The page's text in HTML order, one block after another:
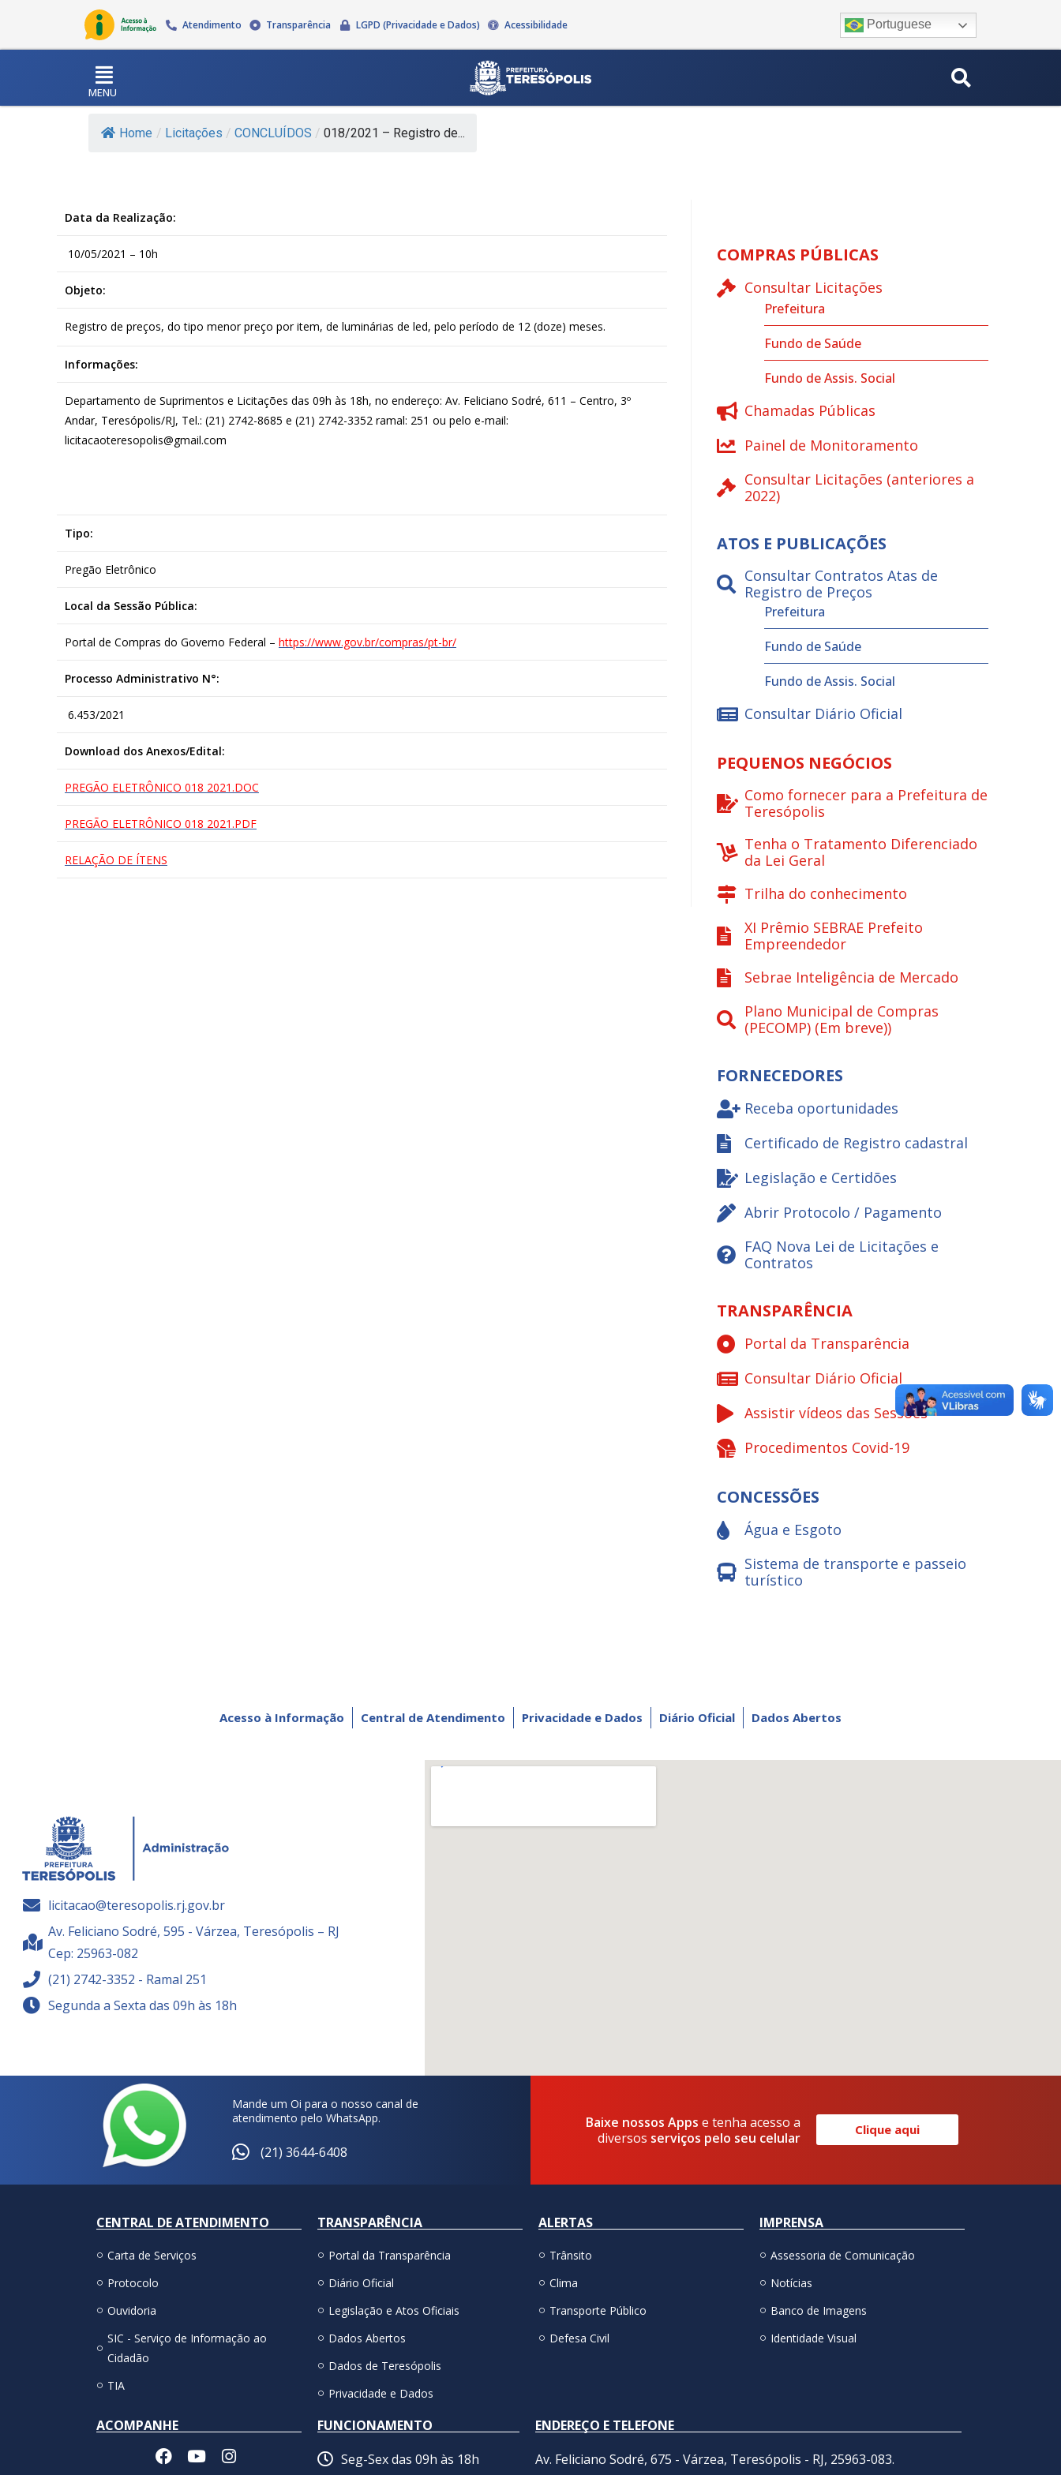
Atendimento Transparência LGPD (Privacidade e Dados) Acessibilidade Portuguese
MENU
Home / Licitações / CONCLUÍDOS / 018/2021 – Registro de...
Data da Realização:
10/05/2021 – 10h
Objeto:
Registro de preços, do tipo menor preço por item, de luminárias de led, pelo período de 12 (doze) meses.
Informações:
Departamento de Suprimentos e Licitações das 09h às 18h, no endereço: Av. Feliciano Sodré, 611 – Centro, 3º
Andar, Teresópolis/RJ, Tel.: (21) 2742-8685 e (21) 2742-3352 ramal: 251 ou pelo e-mail:
licitacaoteresopolis@gmail.com
Tipo:
Pregão Eletrônico
Local da Sessão Pública:
Portal de Compras do Governo Federal – https://www.gov.br/compras/pt-br/
Processo Administrativo N°:
6.453/2021
Download dos Anexos/Edital:
PREGÃO ELETRÔNICO 018 2021.DOC
PREGÃO ELETRÔNICO 018 2021.PDF
RELAÇÃO DE ÍTENS
COMPRAS PÚBLICAS
Consultar Licitações
Prefeitura
Fundo de Saúde
Fundo de Assis. Social
Chamadas Públicas
Painel de Monitoramento
Consultar Licitações (anteriores a
2022)
ATOS E PUBLICAÇÕES
Consultar Contratos Atas de
Registro de Preços
Prefeitura
Fundo de Saúde
Fundo de Assis. Social
Consultar Diário Oficial
PEQUENOS NEGÓCIOS
Como fornecer para a Prefeitura de
Teresópolis
Tenha o Tratamento Diferenciado
da Lei Geral
Trilha do conhecimento
XI Prêmio SEBRAE Prefeito
Empreendedor
Sebrae Inteligência de Mercado
Plano Municipal de Compras
(PECOMP) (Em breve))
FORNECEDORES
Receba oportunidades
Certificado de Registro cadastral
Legislação e Certidões
Abrir Protocolo / Pagamento
FAQ Nova Lei de Licitações e
Contratos
TRANSPARÊNCIA
Portal da Transparência
Consultar Diário Oficial
Assistir vídeos das Sessões
Procedimentos Covid-19
CONCESSÕES
Água e Esgoto
Sistema de transporte e passeio
turístico
Acesso à Informação Central de Atendimento Privacidade e Dados Diário Oficial Dados Abertos
licitacao@teresopolis.rj.gov.br
Av. Feliciano Sodré, 595 - Várzea, Teresópolis – RJ
Cep: 25963-082
(21) 2742-3352 - Ramal 251
Segunda a Sexta das 09h às 18h
Mande um Oi para o nosso canal de
atendimento pelo WhatsApp.
(21) 3644-6408
Baixe nossos Appse tenha acesso a
diversos serviços pelo seu celular Clique aqui
CENTRAL DE ATENDIMENTO
Carta de Serviços
Protocolo
Ouvidoria
SIC - Serviço de Informação ao
Cidadão
TIA
TRANSPARÊNCIA
Portal da Transparência
Diário Oficial
Legislação e Atos Oficiais
Dados Abertos
Dados de Teresópolis
Privacidade e Dados
ALERTAS
Trânsito
Clima
Transporte Público
Defesa Civil
IMPRENSA
Assessoria de Comunicação
Notícias
Banco de Imagens
Identidade Visual
ACOMPANHE
FUNCIONAMENTO
Seg-Sex das 09h às 18h
ENDEREÇO E TELEFONE
Av. Feliciano Sodré, 675 - Várzea, Teresópolis - RJ, 25963-083.